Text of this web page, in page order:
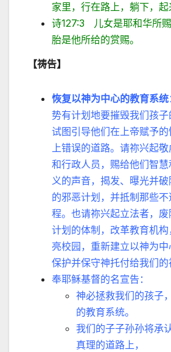
家里，行在路上，躺下，起
诗127:3 儿女是耶和华所
胎是他所给的赏赐。
【祷告】
恢复以神为中心的教育系统
势有计划地要摧毁我们孩子
试图引导他们在上帝赋予
上错误的道路。请祢兴起
和行政人员，赐给他们智
义的声音，揭发、曝光并
的邪恶计划，并抵制那些
程。也请祢兴起立法者，
计划的体制，改革教育机
亮校园，重新建立以神为中
保护并保守神托付给我们的
奉耶稣基督的名宣告：
神必拯救我们的孩子
的教育系统。
我们的子子孙孙将承
真理的道路上，